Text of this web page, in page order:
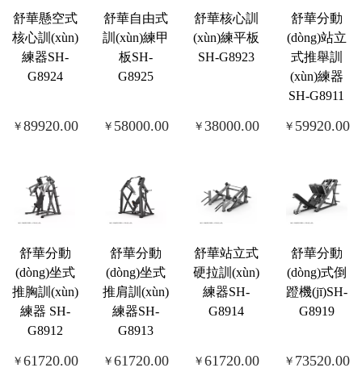
舒華懸空式
核心訓(xùn)
練器SH-
G8924
￥ 89920.00
舒華自由式
訓(xùn)練甲
板SH-
G8925
￥ 58000.00
舒華核心訓
(xùn)練平板
SH-G8923
￥ 38000.00
舒華分動
(dòng)站立
式推舉訓
(xùn)練器
SH-G8911
￥ 59920.00
舒華分動
(dòng)坐式
推胸訓(xùn)
練器 SH-
G8912
￥ 61720.00
舒華分動
(dòng)坐式
推肩訓(xùn)
練器SH-
G8913
￥ 61720.00
舒華站立式
硬拉訓(xùn)
練器SH-
G8914
￥ 61720.00
舒華分動
(dòng)式倒
蹬機(jī)SH-
G8919
￥ 73520.00